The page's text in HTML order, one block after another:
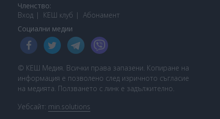
Членство:
Вход
КЕШ клуб Абонамент
Социални медии
© КЕШ Медия. Всички права запазени. Копиране на
информация е позволено след изричното съгласие
на медията. Ползването с линк е задължително.
Уебсайт: min.solutions